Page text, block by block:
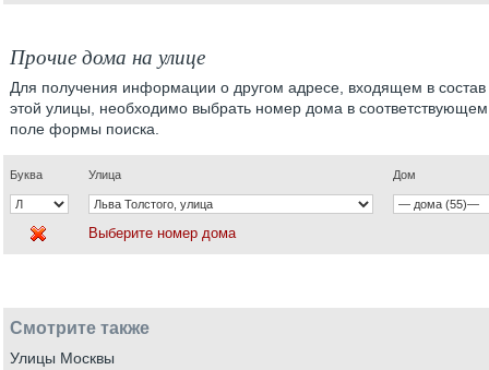
Прочие дома на улице
Для получения информации о другом адресе, входящем в состав
этой улицы, необходимо выбрать номер дома в соответствующем
поле формы поиска.
Буква Улица Дом
Выберите номер дома
Смотрите также
Улицы Москвы